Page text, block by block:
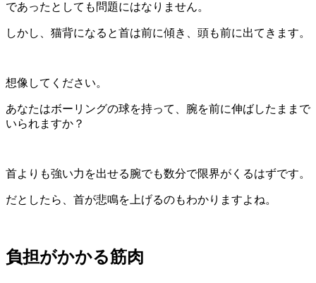
であったとしても問題にはなりません。
しかし、猫背になると首は前に傾き、頭も前に出てきます。
想像してください。
あなたはボーリングの球を持って、腕を前に伸ばしたままで
いられますか？
首よりも強い力を出せる腕でも数分で限界がくるはずです。
だとしたら、首が悲鳴を上げるのもわかりますよね。
負担がかかる筋肉